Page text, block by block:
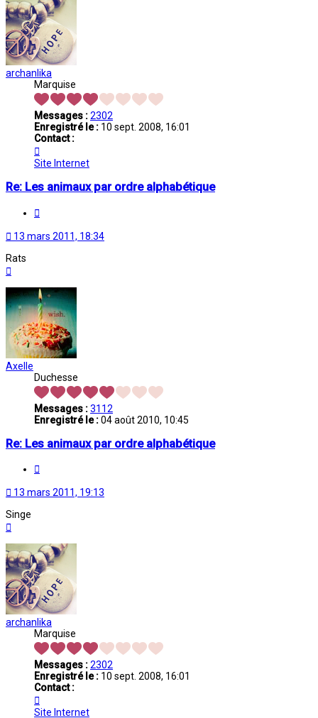
archanlika
Marquise
Messages :2302
Enregistré le : 10 sept. 2008, 16:01
Contact :
archanlika
Site Internet
Re: Les animaux par ordre alphabétique
13 mars 2011, 18:34
Rats
Axelle
Duchesse
Messages :3112
Enregistré le :04 août 2010, 10:45
Re: Les animaux par ordre alphabétique
13 mars 2011, 19:13
Singe
archanlika
Marquise
Messages :2302
Enregistré le : 10 sept. 2008, 16:01
Contact :
archanlika
Site Internet